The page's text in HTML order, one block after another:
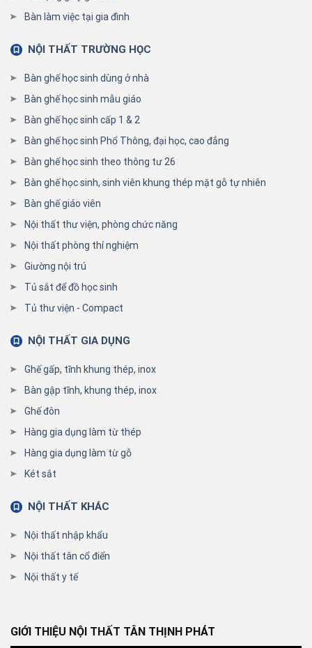
Bàn làm việc tại gia đình
NỘI THẤT TRƯỜNG HỌC
Bàn ghế học sinh dùng ở nhà
Bàn ghế học sinh mẫu giáo
Bàn ghế học sinh cấp 1 & 2
Bàn ghế học sinh Phổ Thông, đại học, cao đẳng
Bàn ghế học sinh theo thông tư 26
Bàn ghế học sinh, sinh viên khung thép mặt gỗ tự nhiên
Bàn ghế giáo viên
Nội thất thư viện, phòng chức năng
Nội thất phòng thí nghiệm
Giường nội trú
Tủ sắt để đồ học sinh
Tủ thư viện - Compact
NỘI THẤT GIA DỤNG
Ghế gấp, tĩnh khung thép, inox
Bàn gập tĩnh, khung thép, inox
Ghế đôn
Hàng gia dụng làm từ thép
Hàng gia dụng làm từ gỗ
Két sắt
NỘI THẤT KHÁC
Nội thất nhập khẩu
Nội thất tân cổ điển
Nội thất y tế
GIỚI THIỆU NỘI THẤT TÂN THỊNH PHÁT